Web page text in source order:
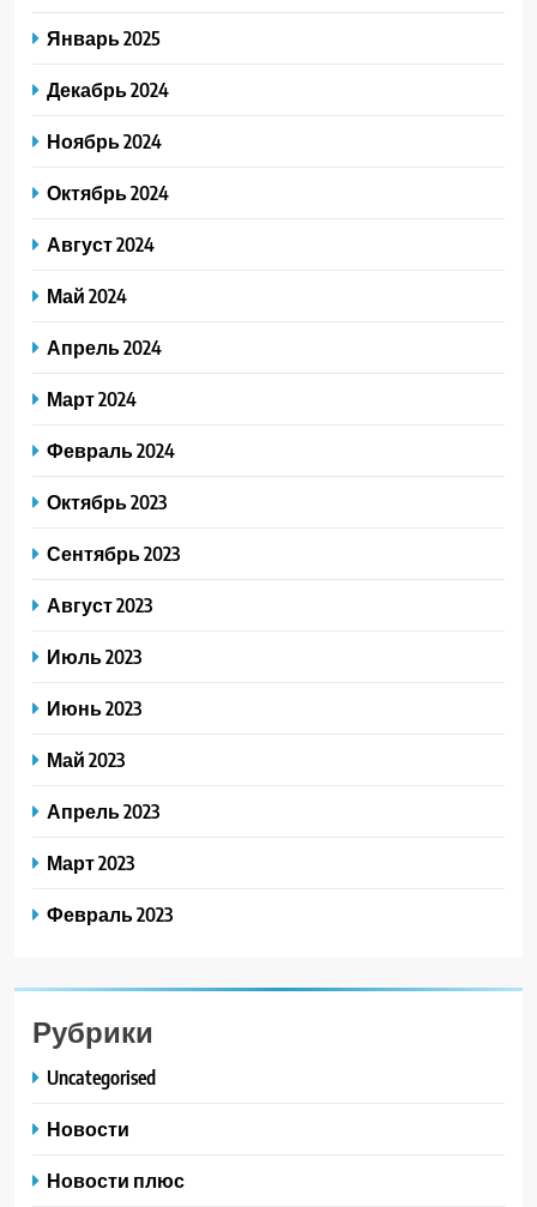
Январь 2025
Декабрь 2024
Ноябрь 2024
Октябрь 2024
Август 2024
Май 2024
Апрель 2024
Март 2024
Февраль 2024
Октябрь 2023
Сентябрь 2023
Август 2023
Июль 2023
Июнь 2023
Май 2023
Апрель 2023
Март 2023
Февраль 2023
Рубрики
Uncategorised
Новости
Новости плюс